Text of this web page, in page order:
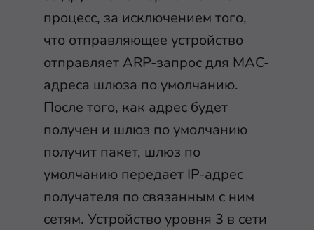
процесс, за исключением того,
что отправляющее устройство
отправляет ARP-запрос для MAC-
адреса шлюза по умолчанию.
После того, как адрес будет
получен и шлюз по умолчанию
получит пакет, шлюз по
умолчанию передает IP-адрес
получателя по связанным с ним
сетям. Устройство уровня 3 в сети